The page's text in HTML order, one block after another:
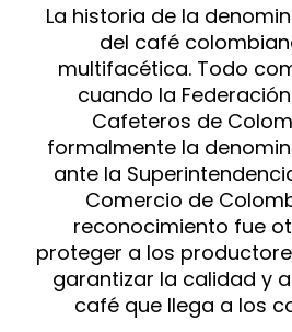
La historia de la
del café
multifacética. Todo
cuando la
Cafeteros de
formalmente la
ante la
Comercio de
reconocimiento fue
proteger a los
garantizar la calidad y
café que llega a los